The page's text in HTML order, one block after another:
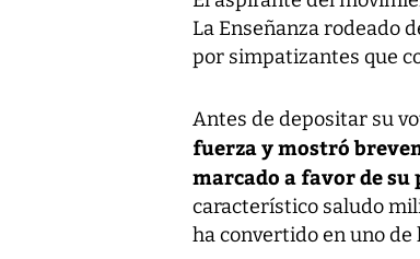
La Enseñanza rodeado
por simpatizantes que
Antes de depositar su
fuerza y mostró
marcado a favor de
característico saludo
ha convertido en uno de